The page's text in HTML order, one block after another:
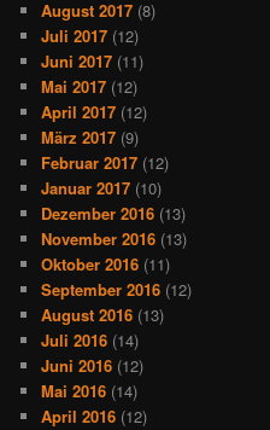
August 2017 (8)
Juli 2017 (12)
Juni 2017 (11)
Mai 2017 (12)
April 2017 (12)
März 2017 (9)
Februar 2017 (12)
Januar 2017 (10)
Dezember 2016 (13)
November 2016 (13)
Oktober 2016 (11)
September 2016 (12)
August 2016 (13)
Juli 2016 (14)
Juni 2016 (12)
Mai 2016 (14)
April 2016 (12)